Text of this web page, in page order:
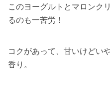
このヨーグルトとマロンク
るのも一苦労！
コクがあって、甘いけどい
香り。